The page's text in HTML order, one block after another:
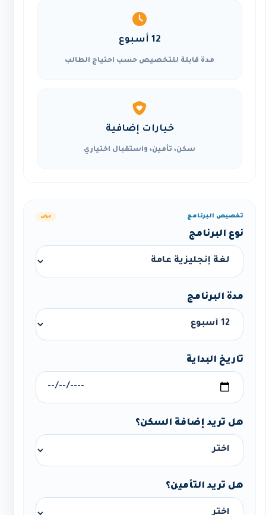
12 أسبوع
مدة قابلة للتخصيص حسب احتياج الطالب
خيارات إضافية
سكن، تأمين، واستقبال اختياري
تخصيص البرنامج عرض
نوع البرنامج
مدة البرنامج
تاريخ البداية
هل تريد إضافة السكن؟
هل تريد التأمين؟